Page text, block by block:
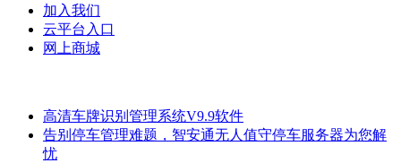
加入我们
云平台入口
网上商城
高清车牌识别管理系统V9.9软件
告别停车管理难题，智安通无人值守停车服务器为您解
忧